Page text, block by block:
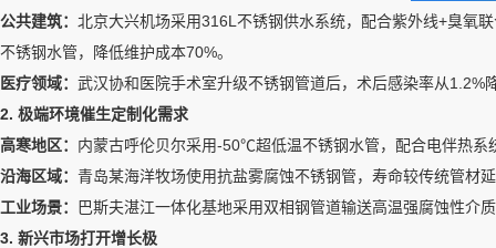
公共建筑： 北京大兴机场采用316L不锈钢供水系统，配合紫外线+臭氧
不锈钢水管，降低维护成本70%。
医疗领域： 武汉协和医院手术室升级不锈钢管道后，术后感染率从1.2%
2. 极端环境催生定制化需求
高寒地区： 内蒙古呼伦贝尔采用-50℃超低温不锈钢水管，配合电伴热
沿海区域： 青岛某海洋牧场使用抗盐雾腐蚀不锈钢管，寿命较传统管材
工业场景：
巴斯夫湛江一体化基地采用双相钢管道输送高温强腐蚀性介
3. 新兴市场打开增长极